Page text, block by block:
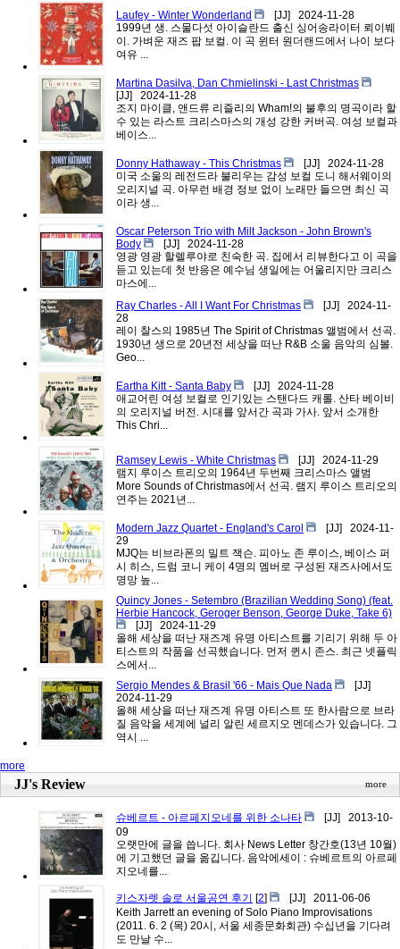
Laufey - Winter Wonderland [JJ]
2024-11-28
1999년 생. 스물다섯 아이슬란드 출신 싱어송라이터 뢰이붸
이. 가벼운 재즈 팝 보컬. 이 곡 윈터 원더랜드에서 나이 보다
여유 ...
Martina Dasilva, Dan Chmielinski - Last Christmas
[JJ]
2024-11-28
조지 마이클, 앤드류 리즐리의 Wham!의 불후의 명곡이라 할
수 있는 라스트 크리스마스의 개성 강한 커버곡. 여성 보컬과
베이스...
Donny Hathaway - This Christmas [JJ]
2024-11-28
미국 소울의 레전드라 불리우는 감성 보컬 도니 해서웨이의
오리지널 곡. 아무런 배경 정보 없이 노래만 들으면 최신 곡
이라 생...
Oscar Peterson Trio with Milt Jackson - John Brown's
Body
[JJ]
2024-11-28
영광 영광 할렐루야로 친숙한 곡. 집에서 리뷰한다고 이 곡을
듣고 있는데 첫 반응은 예수님 생일에는 어울리지만 크리스
마스에...
Ray Charles - All I Want For Christmas
[JJ]
2024-11-
28
레이 찰스의 1985년 The Spirit of Christmas 앨범에서 선곡.
1930년 생으로 20년전 세상을 떠난 R&B 소울 음악의 심볼.
Geo...
Eartha Kitt - Santa Baby [JJ]
2024-11-28
애교어린 여성 보컬로 인기있는 스탠다드 캐롤. 산타 베이비
의 오리지널 버전. 시대를 앞서간 곡과 가사. 앞서 소개한
This Chri...
Ramsey Lewis - White Christmas [JJ]
2024-11-29
램지 루이스 트리오의 1964년 두번째 크리스마스 앨범
More Sounds of Christmas에서 선곡. 램지 루이스 트리오의
연주는 2021년...
Modern Jazz Quartet - England's Carol [JJ]
2024-11-
29
MJQ는 비브라폰의 밀트 잭슨. 피아노 존 루이스, 베이스 퍼
시 히스, 드럼 코니 케이 4명의 멤버로 구성된 재즈사에서도
명망 높...
Quincy Jones - Setembro (Brazilian Wedding Song) (feat.
Herbie Hancock, Geroger Benson, George Duke, Take 6)
[JJ]
2024-11-29
올해 세상을 떠난 재즈계 유명 아티스트를 기리기 위해 두 아
티스트의 작품을 선곡했습니다. 먼저 퀸시 존스. 최근 넷플릭
스에서...
Sergio Mendes & Brasil '66 - Mais Que Nada
[JJ]
2024-11-29
올해 세상을 떠난 재즈계 유명 아티스트 또 한사람으로 브라
질 음악을 세계에 널리 알린 세르지오 멘데스가 있습니다. 그
역시 ...
more
JJ's Review
슈베르트 - 아르페지오네를 위한 소나타 [JJ]
2013-10-
09
오랫만에 글을 씁니다. 회사 News Letter 창간호(13년 10월)
에 기고했던 글을 옮깁니다. 음악에세이 : 슈베르트의 아르페
지오네를...
키스자렛 솔로 서울공연 후기 [2] [JJ]
2011-06-06
Keith Jarrett an evening of Solo Piano Improvisations
(2011. 6. 2 (목) 20시, 서울 세종문화회관) 수십년을 기다려
도 만날 수...
more